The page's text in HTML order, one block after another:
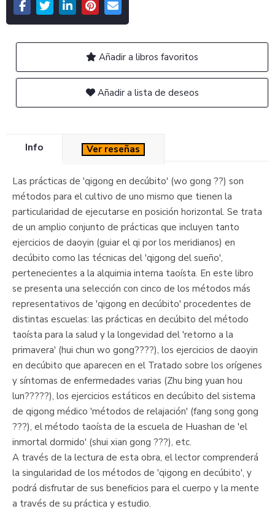
Añadir a libros favoritos
Añadir a lista de deseos
Info Ver reseñas
Las prácticas de 'qigong en decúbito' (wo gong ??) son
métodos para el cultivo de uno mismo que tienen la
particularidad de ejecutarse en posición horizontal. Se trata
de un amplio conjunto de prácticas que incluyen tanto
ejercicios de daoyin (guiar el qi por los meridianos) en
decúbito como las técnicas del 'qigong del sueño',
pertenecientes a la alquimia interna taoísta. En este libro
se presenta una selección con cinco de los métodos más
representativos de 'qigong en decúbito' procedentes de
distintas escuelas: las prácticas en decúbito del método
taoísta para la salud y la longevidad del 'retorno a la
primavera' (hui chun wo gong????), los ejercicios de daoyin
en decúbito que aparecen en el Tratado sobre los orígenes
y síntomas de enfermedades varias (Zhu bing yuan hou
lun?????), los ejercicios estáticos en decúbito del sistema
de qigong médico 'métodos de relajación' (fang song gong
???), el método taoísta de la escuela de Huashan de 'el
inmortal dormido' (shui xian gong ???), etc.
A través de la lectura de esta obra, el lector comprenderá
la singularidad de los métodos de 'qigong en decúbito', y
podrá disfrutar de sus beneficios para el cuerpo y la mente
a través de su práctica y estudio.